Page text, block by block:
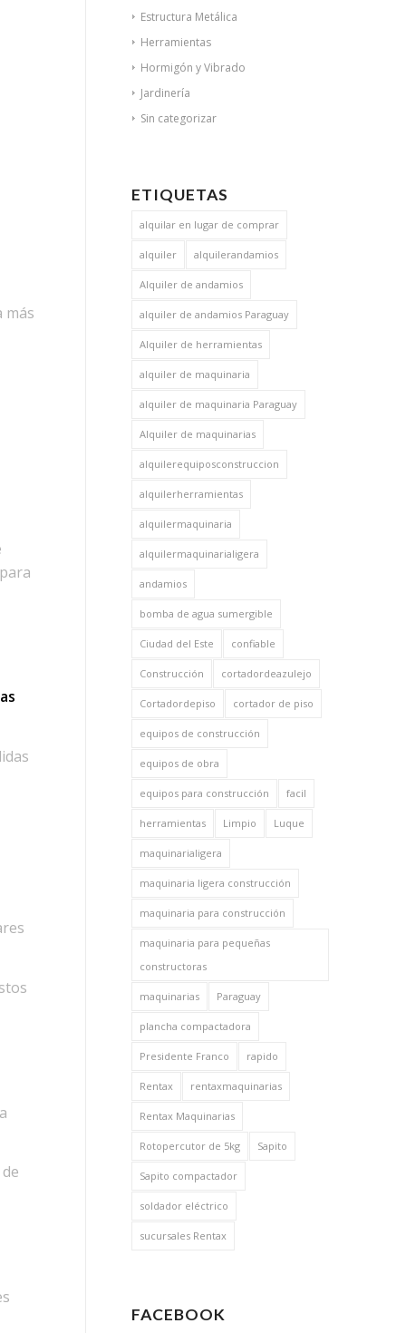
más
Estructura Metálica
Herramientas
Hormigón y Vibrado
Jardinería
Sin categorizar
ETIQUETAS
alquilar en lugar de comprar
alquiler alquilerandamios
Alquiler de andamios
alquiler de andamios Paraguay
Alquiler de herramientas
alquiler de maquinaria
alquiler de maquinaria Paraguay
Alquiler de maquinarias
alquilerequiposconstruccion
alquilerherramientas
alquilermaquinaria
alquilermaquinarialigera
andamios
bomba de agua sumergible
Ciudad del Este confiable
Construcción cortadordeazulejo
Cortadordepiso cortador de piso
equipos de construcción
equipos de obra
equipos para construcción facil
herramientas Limpio Luque
maquinarialigera
maquinaria ligera construcción
maquinaria para construcción
maquinaria para pequeñas
constructoras
maquinarias Paraguay
plancha compactadora
Presidente Franco rapido
Rentax rentaxmaquinarias
Rentax Maquinarias
Rotopercutor de 5kg Sapito
Sapito compactador
soldador eléctrico
sucursales Rentax
FACEBOOK